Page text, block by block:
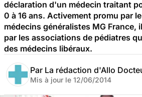
déclaration d'un médecin traitant
0 à 16 ans. Activement promu par
médecins généralistes MG France,
par les associations de pédiatres
des médecins libéraux.
Par La rédaction d'Allo
Mis à jour le 12/06/2014